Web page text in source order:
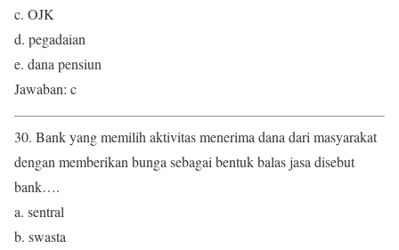
c. OJK
d. pegadaian
e. dana pensiun
Jawaban: c
30. Bank yang memilih aktivitas menerima dana dari masyarakat
dengan memberikan bunga sebagai bentuk balas jasa disebut
bank….
a. sentral
b. swasta